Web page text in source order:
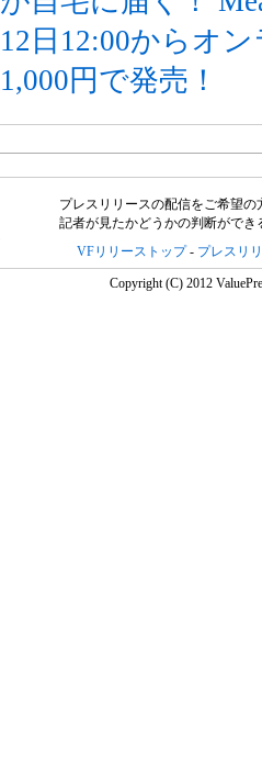
12日12:00からオ
1,000円で発売！
プレスリリースの配信をご希望の
記者が見たかどうかの判断がで
VFリリーストップ- プレスリ
Copyright (C) 2012